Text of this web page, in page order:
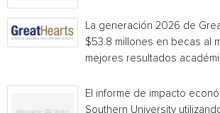
La generación 2026 de
$53.8 millones en becas al
mejores resultados
El informe de impacto
Southern University